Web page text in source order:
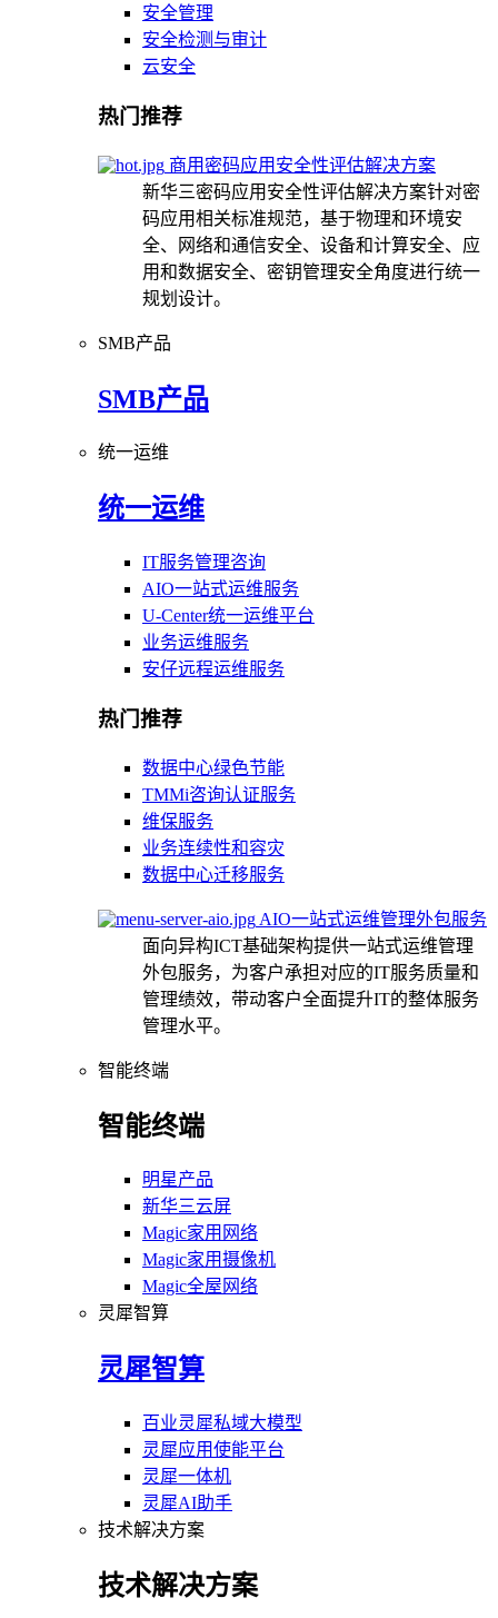
安全管理
安全检测与审计
云安全
热门推荐
商用密码应用安全性评估解决方案
新华三密码应用安全性评估解决方案针对密
码应用相关标准规范，基于物理和环境安
全、网络和通信安全、设备和计算安全、应
用和数据安全、密钥管理安全角度进行统一
规划设计。
SMB产品
SMB产品
统一运维
统一运维
IT服务管理咨询
AIO一站式运维服务
U-Center统一运维平台
业务运维服务
安仔远程运维服务
热门推荐
数据中心绿色节能
TMMi咨询认证服务
维保服务
业务连续性和容灾
数据中心迁移服务
AIO一站式运维管理外包服务
面向异构ICT基础架构提供一站式运维管理
外包服务，为客户承担对应的IT服务质量和
管理绩效，带动客户全面提升IT的整体服务
管理水平。
智能终端
智能终端
明星产品
新华三云屏
Magic家用网络
Magic家用摄像机
Magic全屋网络
灵犀智算
灵犀智算
百业灵犀私域大模型
灵犀应用使能平台
灵犀一体机
灵犀AI助手
技术解决方案
技术解决方案